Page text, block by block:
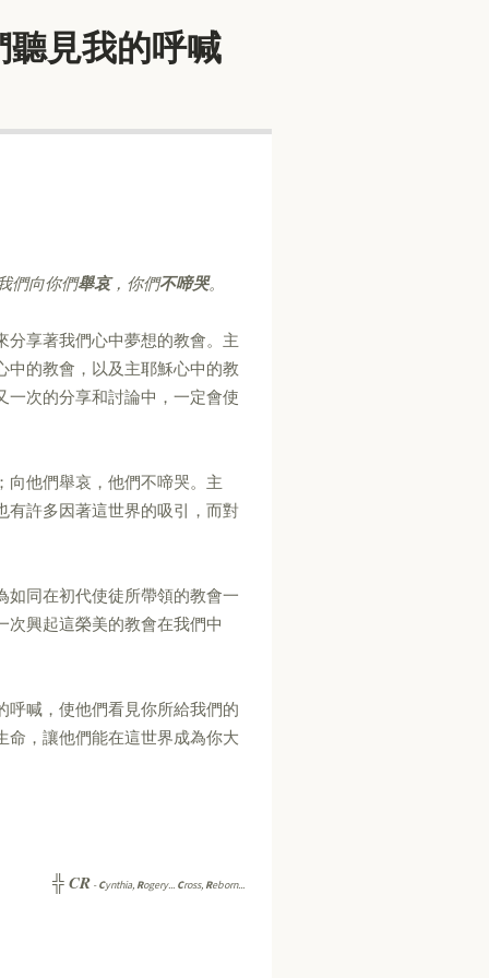
聽見我的呼喊
們向你們舉哀，你們不啼哭。
分享著我們心中夢想的教會。主
中的教會，以及主耶穌心中的教
一次的分享和討論中，一定會使
向他們舉哀，他們不啼哭。主
有許多因著這世界的吸引，而對
如同在初代使徒所帶領的教會一
興起這榮美的教會在我們中
呼喊，使他們看見你所給我們的
命，讓他們能在這世界成為你大
╬ CR -Cynthia, Rogery... Cross, Reborn...